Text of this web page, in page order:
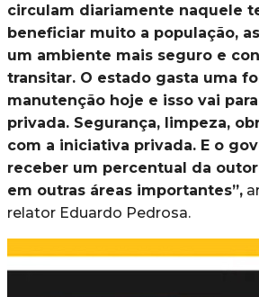
circulam diariamente naquele
beneficiar muito a população,
um ambiente mais seguro e
transitar. O estado gasta uma
manutenção hoje e isso vai
privada. Segurança, limpeza,
com a iniciativa privada. E o
receber um percentual da
em outras áreas importantes”,
relator Eduardo Pedrosa.